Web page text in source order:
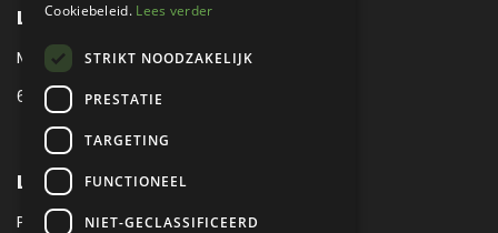
LOCATIE
MEUBELLAAN 1 / VIA ENZO FERRARI
6651 KV DRUTEN / THE NETHERLANDS
LEGAL
PRIVACY VERKLARING
Cookiebeleid. Lees verder
STRIKT NOODZAKELIJK
PRESTATIE
TARGETING
FUNCTIONEEL
NIET-GECLASSIFICEERD